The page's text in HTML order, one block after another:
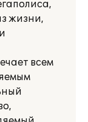
жизни,
всем